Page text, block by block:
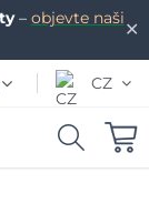
✕
– objevte naši
CZ